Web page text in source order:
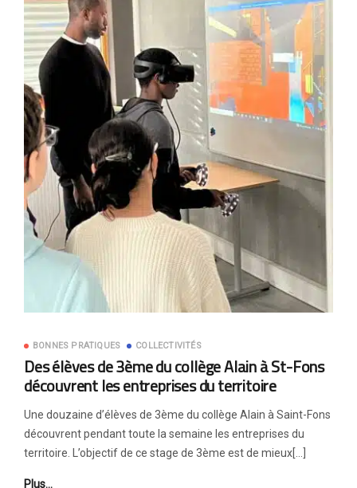
BONNES PRATIQUES COLLECTIVITÉS
Des élèves de 3ème du collège Alain à St-Fons
découvrent les entreprises du territoire
Une douzaine d’élèves de 3ème du collège Alain à Saint-Fons
découvrent pendant toute la semaine les entreprises du
territoire. L’objectif de ce stage de 3ème est de mieux[…]
Plus…